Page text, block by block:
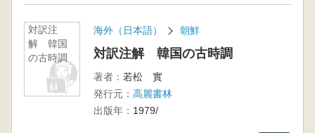
対訳注
解 韓国
の古時調
海外（日本語） 朝鮮
対訳注解 韓国の古時調
著者： 若松 實
発行元： 高麗書林
出版年： 1979/